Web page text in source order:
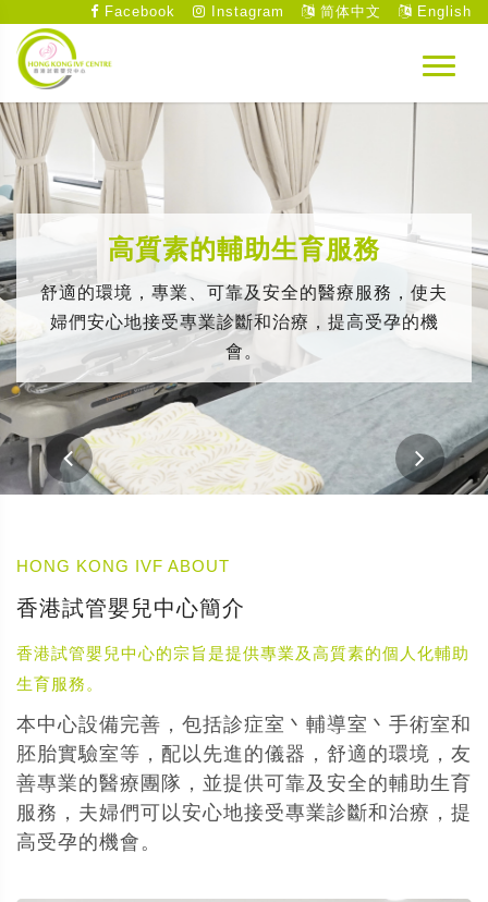
Facebook Instagram 简体中文 English
高質素的輔助生育服務
舒適的環境，專業、可靠及安全的醫療服務，使夫
婦們安心地接受專業診斷和治療，提高受孕的機
會。
HONG KONG IVF ABOUT
香港試管嬰兒中心簡介
香港試管嬰兒中心的宗旨是提供專業及高質素的個人化輔助
生育服務。
本中心設備完善，包括診症室丶輔導室丶手術室和
胚胎實驗室等，配以先進的儀器，舒適的環境，友
善專業的醫療團隊，並提供可靠及安全的輔助生育
服務，夫婦們可以安心地接受專業診斷和治療，提
高受孕的機會。